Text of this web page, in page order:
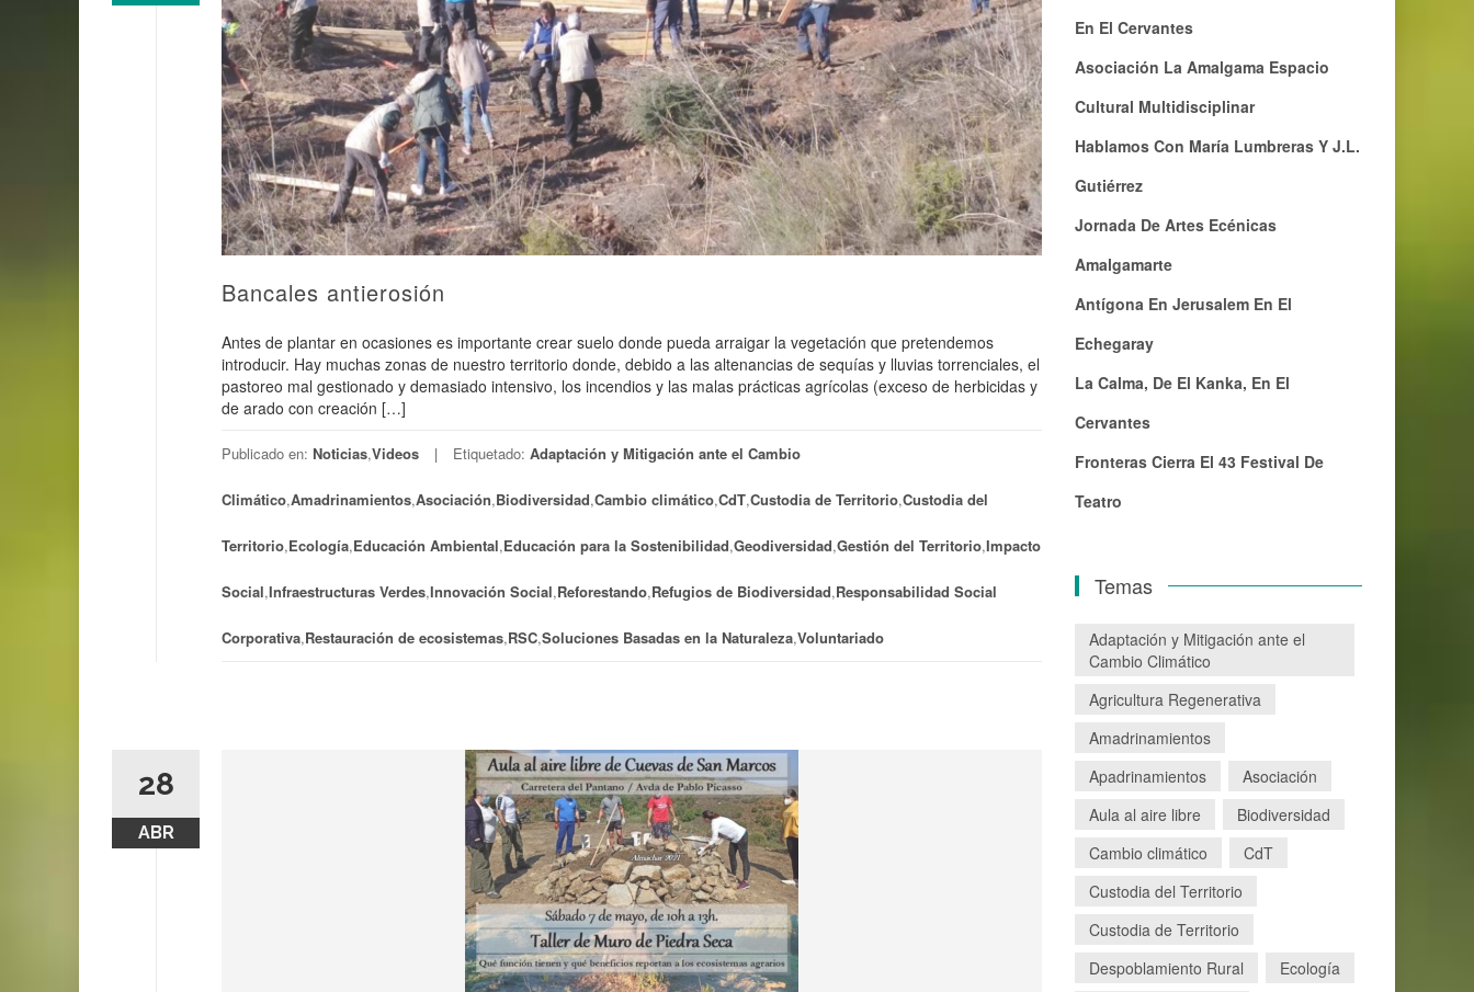
Bancales antierosión
Antes de plantar en ocasiones es importante crear suelo donde pueda arraigar la vegetación que pretendemos
introducir. Hay muchas zonas de nuestro territorio donde, debido a las altenancias de sequías y lluvias torrenciales, el
pastoreo mal gestionado y demasiado intensivo, los incendios y las malas prácticas agrícolas (exceso de herbicidas y
de arado con creación […]
Publicado en: Noticias,Videos Etiquetado: Adaptación y Mitigación ante el Cambio
Climático,Amadrinamientos,Asociación,Biodiversidad,Cambio climático,CdT,Custodia de Territorio,Custodia del
Territorio,Ecología,Educación Ambiental,Educación para la Sostenibilidad,Geodiversidad,Gestión del Territorio,Impacto
Social,Infraestructuras Verdes,Innovación Social,Reforestando,Refugios de Biodiversidad,Responsabilidad Social
Corporativa,Restauración de ecosistemas,RSC,Soluciones Basadas en la Naturaleza,Voluntariado
28
ABR
En El Cervantes
Asociación La Amalgama Espacio
Cultural Multidisciplinar
Hablamos Con María Lumbreras Y J.L.
Gutiérrez
Jornada De Artes Ecénicas
Amalgamarte
Antígona En Jerusalem En El
Echegaray
La Calma, De El Kanka, En El
Cervantes
Fronteras Cierra El 43 Festival De
Teatro
Temas
Adaptación y Mitigación ante el
Cambio Climático
Agricultura Regenerativa
Amadrinamientos
Apadrinamientos
Asociación
Aula al aire libre
Biodiversidad
Cambio climático
CdT
Custodia del Territorio
Custodia de Territorio
Despoblamiento Rural
Ecología